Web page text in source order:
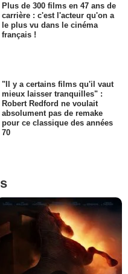
Plus de 300 films en 47 ans de
carrière : c'est l'acteur qu'on a
le plus vu dans le cinéma
français !
"Il y a certains films qu'il vaut
mieux laisser tranquilles" :
Robert Redford ne voulait
absolument pas de remake
pour ce classique des années
70